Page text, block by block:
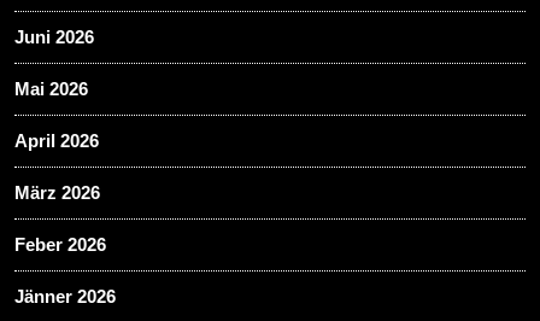
Juni 2026
Mai 2026
April 2026
März 2026
Feber 2026
Jänner 2026